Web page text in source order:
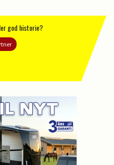
god historie?